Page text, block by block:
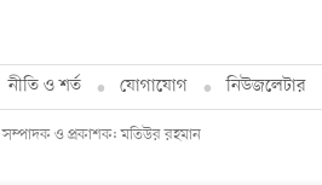
নীতি ও শর্ত যোগাযোগ নিউজলেটার
সম্পাদক ও প্রকাশক: মতিউর রহমান